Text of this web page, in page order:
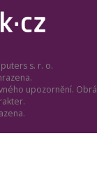
s. r. o.
upozornění.